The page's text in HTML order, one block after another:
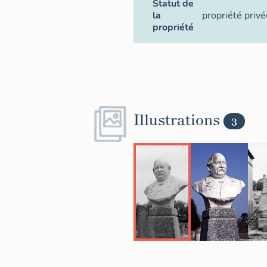
Statut de
la
propriété
propriété
Illustrations 3